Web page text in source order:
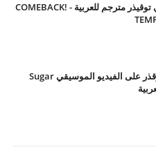
بث العودة تومورو باي توقيذر مترجم للعربية - COMEBACK!
رياكشن تمورو باي توقذر على الفيديو الموسيقي Sugar